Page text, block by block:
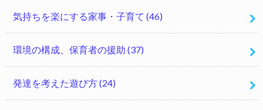
気持ちを楽にする家事・子育て (46)
環境の構成、保育者の援助 (37)
発達を考えた遊び方(24)